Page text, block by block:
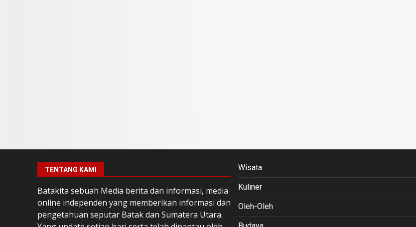
TENTANG KAMI
Batakita sebuah Media berita dan informasi, media
online independen yang memberikan informasi dan
pengetahuan seputar Batak dan Sumatera Utara.
Wisata
Kuliner
Oleh-Oleh